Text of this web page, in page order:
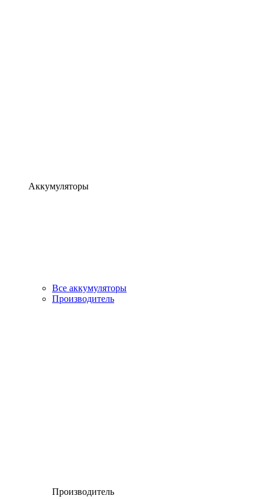
Аккумуляторы
Все аккумуляторы
Производитель
Производитель